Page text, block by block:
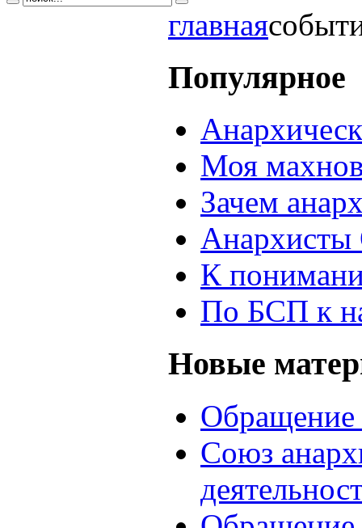
главная
Популярное
Моя
Зачем
Анархисты
К
По БСП к
Новые
Союз